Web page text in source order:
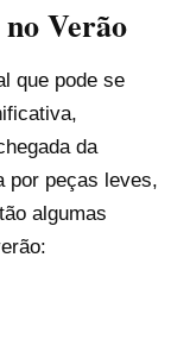
Verão
que pode se
da
por peças leves,
algumas